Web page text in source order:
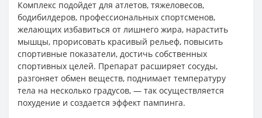
Комплекс подойдет для атлетов, тяжеловесов,
бодибилдеров, профессиональных спортсменов,
желающих избавиться от лишнего жира, нарастить
мышцы, прорисовать красивый рельеф, повысить
спортивные показатели, достичь собственных
спортивных целей. Препарат расширяет сосуды,
разгоняет обмен веществ, поднимает температуру
тела на несколько градусов, — так осуществляется
похудение и создается эффект пампинга.